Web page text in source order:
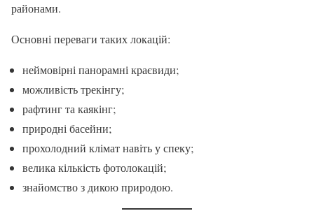
районами.
Основні переваги таких локацій:
неймовірні панорамні краєвиди;
можливість трекінгу;
рафтинг та каякінг;
природні басейни;
прохолодний клімат навіть у спеку;
велика кількість фотолокацій;
знайомство з дикою природою.